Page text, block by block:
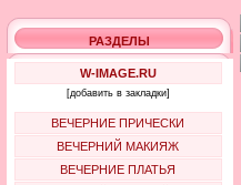
РАЗДЕЛЫ
W-IMAGE.RU
[добавить в закладки]
ВЕЧЕРНИЕ ПРИЧЕСКИ
ВЕЧЕРНИЙ МАКИЯЖ
ВЕЧЕРНИЕ ПЛАТЬЯ